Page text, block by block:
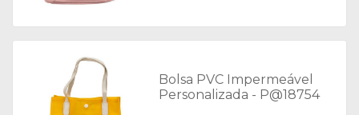
Bolsa PVC Impermeável
Personalizada - P@18754